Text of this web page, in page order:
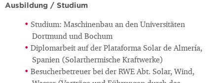
Ausbildung / Studium
Studium: Maschinenbau an den Universitäten
Dortmund und Bochum
Diplomarbeit auf der Plataforma Solar de Almería,
Spanien (Solarthermische Kraftwerke)
Besucherbetreuer bei der RWE Abt. Solar, Wind,